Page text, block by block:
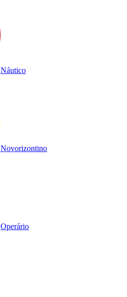
Náutico
Novorizontino
Operário